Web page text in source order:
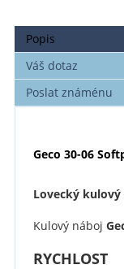
Popis
Váš dotaz
Poslat známénu
Geco 30-06
Lovecký kulový
Kulový náboj
RYCHLOST